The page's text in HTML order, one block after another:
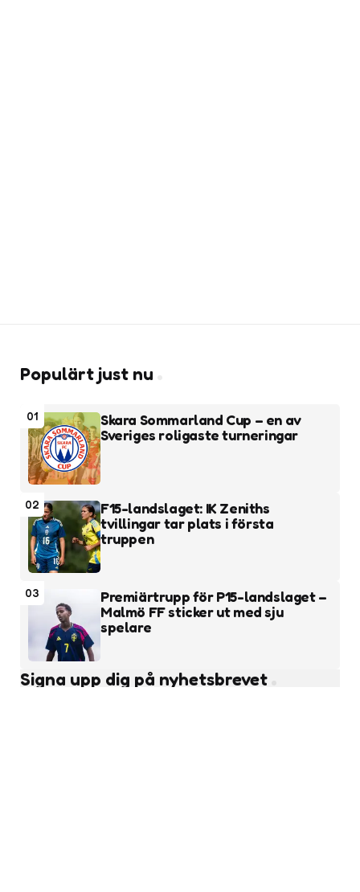
Populärt just nu
01
Skara Sommarland Cup – en av
Sveriges roligaste turneringar
02
F15-landslaget: IK Zeniths
tvillingar tar plats i första
truppen
03
Premiärtrupp för P15-landslaget –
Malmö FF sticker ut med sju
spelare
Signa upp dig på nyhetsbrevet